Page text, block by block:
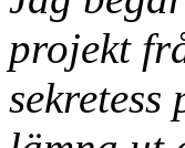
projekt